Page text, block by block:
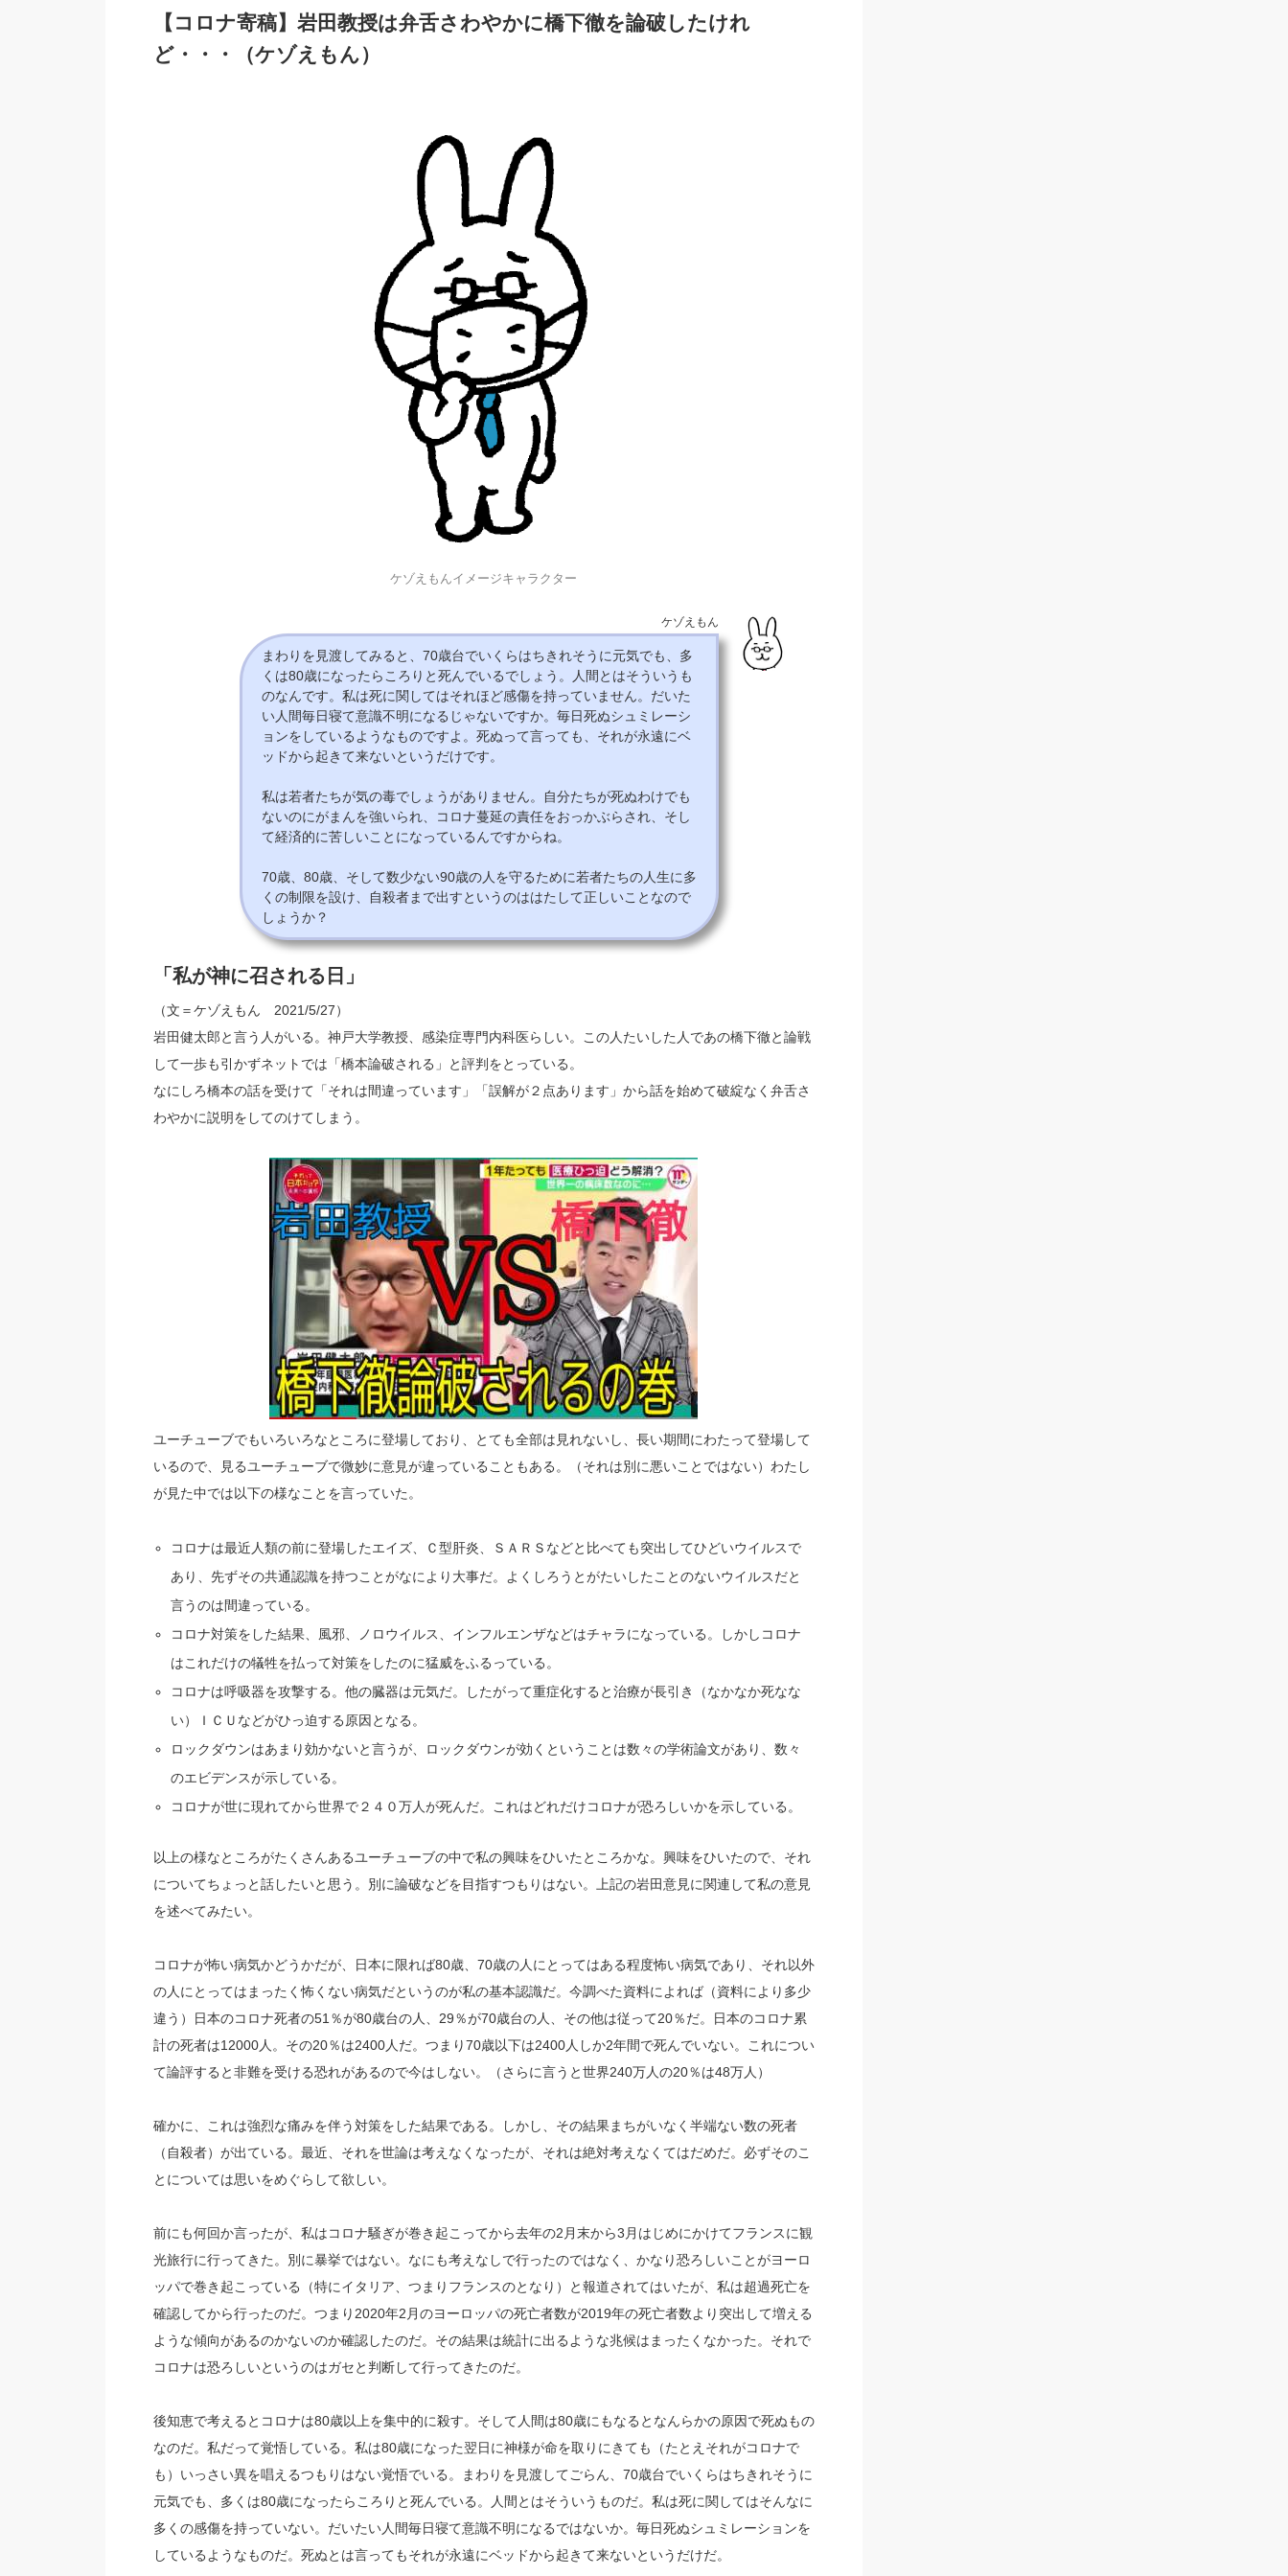
【コロナ寄稿】岩田教授は弁舌さわやかに橋下徹を論破したけれ
ど・・・（ケゾえもん）
ケゾえもんイメージキャラクター
ケゾえもん
まわりを見渡してみると、70歳台でいくらはちきれそうに元気でも、多
くは80歳になったらころりと死んでいるでしょう。人間とはそういうも
のなんです。私は死に関してはそれほど感傷を持っていません。だいた
い人間毎日寝て意識不明になるじゃないですか。毎日死ぬシュミレーシ
ョンをしているようなものですよ。死ぬって言っても、それが永遠にベ
ッドから起きて来ないというだけです。
私は若者たちが気の毒でしょうがありません。自分たちが死ぬわけでも
ないのにがまんを強いられ、コロナ蔓延の責任をおっかぶらされ、そし
て経済的に苦しいことになっているんですからね。
70歳、80歳、そして数少ない90歳の人を守るために若者たちの人生に多
くの制限を設け、自殺者まで出すというのははたして正しいことなので
しょうか？
「私が神に召される日」
（文＝ケゾえもん 2021/5/27）
岩田健太郎と言う人がいる。神戸大学教授、感染症専門内科医らしい。この人たいした人であの橋下徹と論戦
して一歩も引かずネットでは「橋本論破される」と評判をとっている。
なにしろ橋本の話を受けて「それは間違っています」「誤解が２点あります」から話を始めて破綻なく弁舌さ
わやかに説明をしてのけてしまう。
ユーチューブでもいろいろなところに登場しており、とても全部は見れないし、長い期間にわたって登場して
いるので、見るユーチューブで微妙に意見が違っていることもある。（それは別に悪いことではない）わたし
が見た中では以下の様なことを言っていた。
コロナは最近人類の前に登場したエイズ、Ｃ型肝炎、ＳＡＲＳなどと比べても突出してひどいウイルスで
あり、先ずその共通認識を持つことがなにより大事だ。よくしろうとがたいしたことのないウイルスだと
言うのは間違っている。
コロナ対策をした結果、風邪、ノロウイルス、インフルエンザなどはチャラになっている。しかしコロナ
はこれだけの犠牲を払って対策をしたのに猛威をふるっている。
コロナは呼吸器を攻撃する。他の臓器は元気だ。したがって重症化すると治療が長引き（なかなか死なな
い）ＩＣＵなどがひっ迫する原因となる。
ロックダウンはあまり効かないと言うが、ロックダウンが効くということは数々の学術論文があり、数々
のエビデンスが示している。
コロナが世に現れてから世界で２４０万人が死んだ。これはどれだけコロナが恐ろしいかを示している。
以上の様なところがたくさんあるユーチューブの中で私の興味をひいたところかな。興味をひいたので、それ
についてちょっと話したいと思う。別に論破などを目指すつもりはない。上記の岩田意見に関連して私の意見
を述べてみたい。
コロナが怖い病気かどうかだが、日本に限れば80歳、70歳の人にとってはある程度怖い病気であり、それ以外
の人にとってはまったく怖くない病気だというのが私の基本認識だ。今調べた資料によれば（資料により多少
違う）日本のコロナ死者の51％が80歳台の人、29％が70歳台の人、その他は従って20％だ。日本のコロナ累
計の死者は12000人。その20％は2400人だ。つまり70歳以下は2400人しか2年間で死んでいない。これについ
て論評すると非難を受ける恐れがあるので今はしない。（さらに言うと世界240万人の20％は48万人）
確かに、これは強烈な痛みを伴う対策をした結果である。しかし、その結果まちがいなく半端ない数の死者
（自殺者）が出ている。最近、それを世論は考えなくなったが、それは絶対考えなくてはだめだ。必ずそのこ
とについては思いをめぐらして欲しい。
前にも何回か言ったが、私はコロナ騒ぎが巻き起こってから去年の2月末から3月はじめにかけてフランスに観
光旅行に行ってきた。別に暴挙ではない。なにも考えなしで行ったのではなく、かなり恐ろしいことがヨーロ
ッパで巻き起こっている（特にイタリア、つまりフランスのとなり）と報道されてはいたが、私は超過死亡を
確認してから行ったのだ。つまり2020年2月のヨーロッパの死亡者数が2019年の死亡者数より突出して増える
ような傾向があるのかないのか確認したのだ。その結果は統計に出るような兆候はまったくなかった。それで
コロナは恐ろしいというのはガセと判断して行ってきたのだ。
後知恵で考えるとコロナは80歳以上を集中的に殺す。そして人間は80歳にもなるとなんらかの原因で死ぬもの
なのだ。私だって覚悟している。私は80歳になった翌日に神様が命を取りにきても（たとえそれがコロナで
も）いっさい異を唱えるつもりはない覚悟でいる。まわりを見渡してごらん、70歳台でいくらはちきれそうに
元気でも、多くは80歳になったらころりと死んでいる。人間とはそういうものだ。私は死に関してはそんなに
多くの感傷を持っていない。だいたい人間毎日寝て意識不明になるではないか。毎日死ぬシュミレーションを
しているようなものだ。死ぬとは言ってもそれが永遠にベッドから起きて来ないというだけだ。